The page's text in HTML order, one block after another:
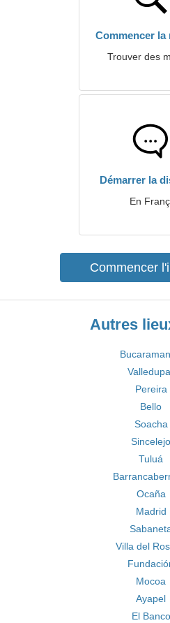
Commencer la
Trouver des
Démarrer la
En
Commencer
Autres
Pereira
Bello
Soacha
Sincelejo
Tuluá
Ocaña
Madrid
Villa del
Mocoa
Ayapel
El Banco